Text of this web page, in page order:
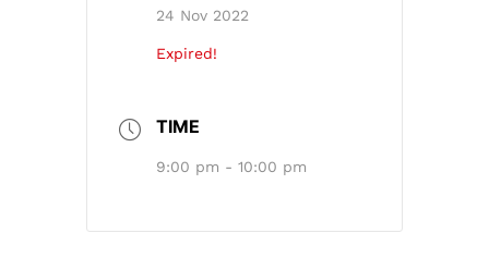
24 Nov 2022
Expired!
TIME
9:00 pm - 10:00 pm